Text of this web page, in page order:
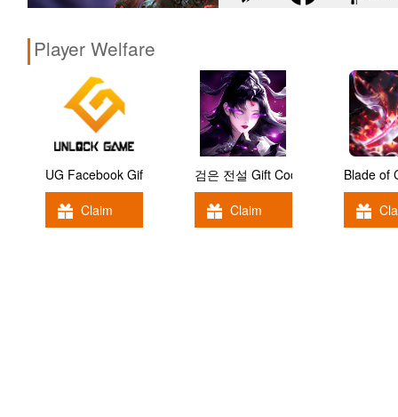
Player Welfare
UG Facebook Gift Code
Claim
검은 전설 Gift Code
Claim
Blade of